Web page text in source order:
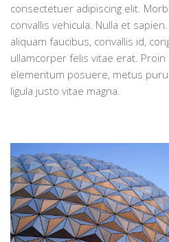
consectetuer adipiscing elit.
convallis vehicula. Nulla et
aliquam faucibus, convallis id,
ullamcorper felis vitae erat. Proin
elementum posuere, metus
ligula justo vitae magna.